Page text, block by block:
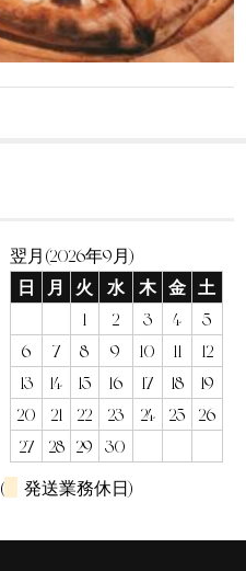
翌月(2026年9月)
日
月 火 水 木 金
土
1
2 3 4
5
6
7 8 9 10 11
12
13
14 15 16 17 18
19
20
21 22 23 24 25
26
27
28 29
30
(
発送業務休日)